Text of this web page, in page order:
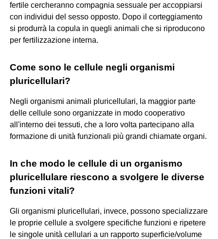
fertile cercheranno compagnia sessuale per accoppiarsi
con individui del sesso opposto. Dopo il corteggiamento
si produrrà la copula in quegli animali che si riproducono
per fertilizzazione interna.
Come sono le cellule negli organismi
pluricellulari?
Negli organismi animali pluricellulari, la maggior parte
delle cellule sono organizzate in modo cooperativo
all'interno dei tessuti, che a loro volta partecipano alla
formazione di unità funzionali più grandi chiamate organi.
In che modo le cellule di un organismo
pluricellulare riescono a svolgere le diverse
funzioni vitali?
Gli organismi pluricellulari, invece, possono specializzare
le proprie cellule a svolgere specifiche funzioni e ripetere
le singole unità cellulari a un rapporto superficie/volume